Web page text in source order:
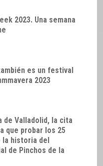
2023. Una semana
es un festival
2023
de Valladolid, la cita
que probar los 25
la historia del
de Pinchos de la